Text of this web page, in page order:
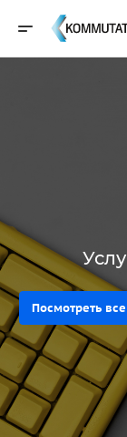
Посмотреть